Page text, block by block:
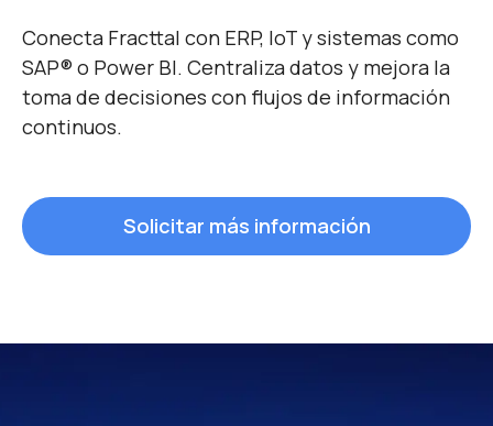
Conecta Fracttal con ERP, IoT y sistemas como
SAP® o Power BI. Centraliza datos y mejora la
toma de decisiones con flujos de información
continuos.
Solicitar más información